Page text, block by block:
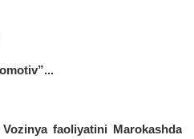
faoliyatini Marokashda